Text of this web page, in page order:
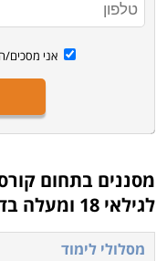
אני מסכים/ה
מסננים בתחום
לגילאי 18 ומעלה בדרום
מסלולי לימוד